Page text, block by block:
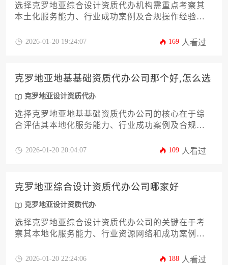
选择克罗地亚综合设计资质代办机构需重点考察其
本土化服务能力、行业成功案例及合规操作经验，
价体系进行综合决策。
2026-01-20 19:24:07 169 人看过
克罗地亚地基基础资质代办公司那个好,怎么选
克罗地亚设计资质代办
选择克罗地亚地基基础资质代办公司的核心在于综
合评估其本地化服务能力、行业成功案例及合规操
的精准解读能力，并能提供从材料准备到审批跟进
申报高效推进。
2026-01-20 20:04:07 109 人看过
克罗地亚综合设计资质代办公司哪家好
克罗地亚设计资质代办
选择克罗地亚综合设计资质代办公司的关键在于考
察其本地化服务能力、行业资源网络和成功案例经
解决方案，帮助企业高效获取资质认证。
2026-01-20 22:24:06 188 人看过